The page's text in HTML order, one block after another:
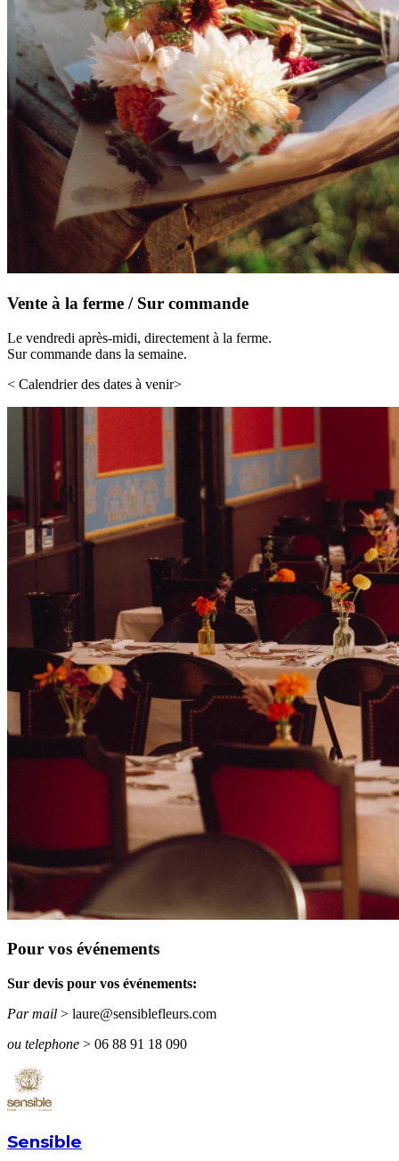
Vente à la ferme / Sur commande
Le vendredi après-midi, directement à la ferme.
Sur commande dans la semaine.
< Calendrier des dates à venir>
Pour vos événements
Sur devis pour vos événements:
Par mail > laure@sensiblefleurs.com
ou telephone > 06 88 91 18 090
Sensible